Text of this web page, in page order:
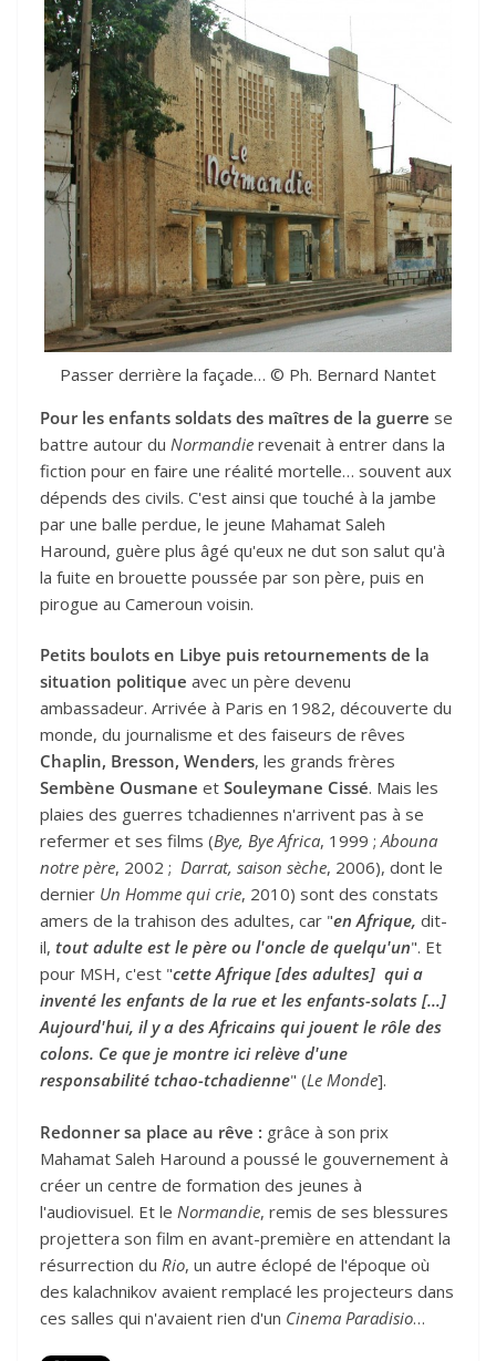
Passer derrière la façade… © Ph. Bernard Nantet
Pour les enfants soldats des maîtres de la guerre se
battre autour du Normandie revenait à entrer dans la
fiction pour en faire une réalité mortelle… souvent aux
dépends des civils. C'est ainsi que touché à la jambe
par une balle perdue, le jeune Mahamat Saleh
Haround, guère plus âgé qu'eux ne dut son salut qu'à
la fuite en brouette poussée par son père, puis en
pirogue au Cameroun voisin.
Petits boulots en Libye puis retournements de la
situation politique avec un père devenu
ambassadeur. Arrivée à Paris en 1982, découverte du
monde, du journalisme et des faiseurs de rêves
Chaplin, Bresson, Wenders, les grands frères
Sembène Ousmane et Souleymane Cissé. Mais les
plaies des guerres tchadiennes n'arrivent pas à se
refermer et ses films (Bye, Bye Africa, 1999 ;Abouna
notre père, 2002 ; Darrat, saison sèche, 2006), dont le
dernier Un Homme qui crie, 2010) sont des constats
amers de la trahison des adultes, car "en Afrique, dit-
il, tout adulte est le père ou l'oncle de quelqu'un". Et
pour MSH, c'est "cette Afrique [des adultes] qui a
inventé les enfants de la rue et les enfants-solats […]
Aujourd'hui, il y a des Africains qui jouent le rôle des
colons. Ce que je montre ici relève d'une
responsabilité tchao-tchadienne" (Le Monde].
Redonner sa place au rêve : grâce à son prix
Mahamat Saleh Haround a poussé le gouvernement à
créer un centre de formation des jeunes à
l'audiovisuel. Et le Normandie, remis de ses blessures
projettera son film en avant-première en attendant la
résurrection du Rio, un autre éclopé de l'époque où
des kalachnikov avaient remplacé les projecteurs dans
ces salles qui n'avaient rien d'un Cinema Paradisio…